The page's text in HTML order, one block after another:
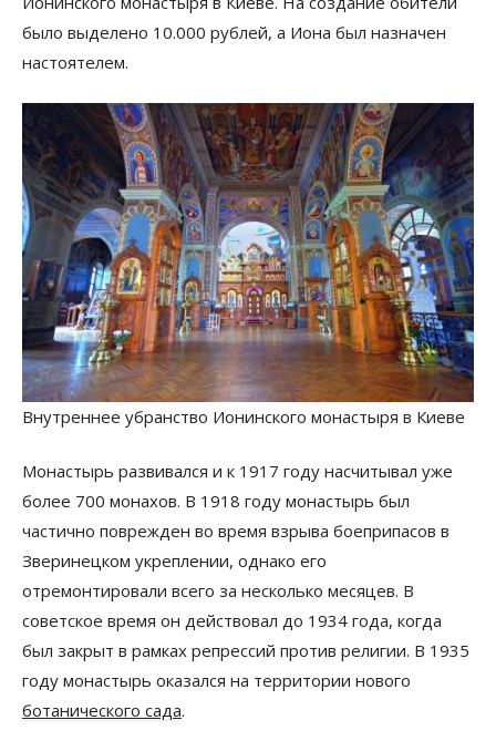
было выделено 10.000 рублей, а Иона был назначен
настоятелем.
Внутреннее убранство Ионинского монастыря в Киеве
Монастырь развивался и к 1917 году насчитывал уже
более 700 монахов. В 1918 году монастырь был
частично поврежден во время взрыва боеприпасов в
Зверинецком укреплении, однако его
отремонтировали всего за несколько месяцев. В
советское время он действовал до 1934 года, когда
был закрыт в рамках репрессий против религии. В 1935
году монастырь оказался на территории нового
ботанического сада.